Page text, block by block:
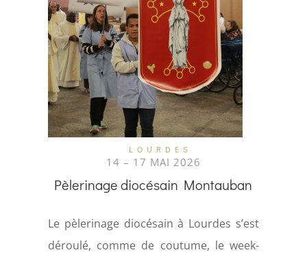
LOURDES
14 – 17 MAI 2026
Pèlerinage diocésain Montauban
Le pèlerinage diocésain à Lourdes s’est
déroulé, comme de coutume, le week-